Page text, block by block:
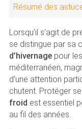
Résumé des
Lorsqu’il s’agit de
se distingue par sa
d’hivernagepour les
méditerranéen,
d’une attention
chutent. Protéger
froid est essentiel
au fil des années.